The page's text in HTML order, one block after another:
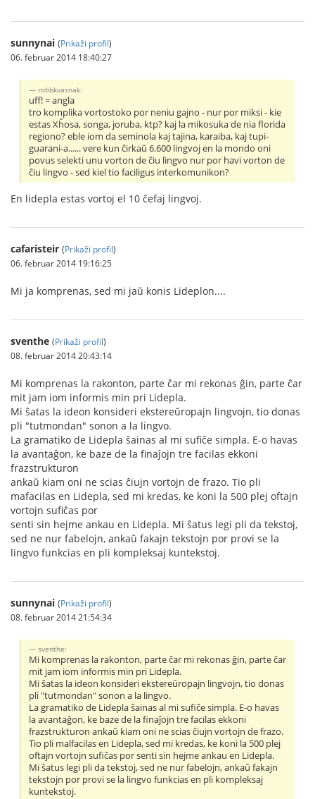
sunnynai (Prikaži profil)
06. februar 2014 18:40:27
robbkvasnak:
uff! = angla
tro komplika vortostoko por neniu gajno - nur por miksi - kie
estas Xĥosa, songa, joruba, ktp? kaj la mikosuka de nia florida
regiono? eble iom da seminola kaj tajina, karaiba, kaj tupi-
guarani-a...... vere kun ĉirkaŭ 6.600 lingvoj en la mondo oni
povus selekti unu vorton de ĉiu lingvo nur por havi vorton de
ĉiu lingvo - sed kiel tio faciligus interkomunikon?
En lidepla estas vortoj el 10 ĉefaj lingvoj.
cafaristeir (Prikaži profil)
06. februar 2014 19:16:25
Mi ja komprenas, sed mi jaŭ konis Lideplon....
sventhe (Prikaži profil)
08. februar 2014 20:43:14
Mi komprenas la rakonton, parte ĉar mi rekonas ĝin, parte ĉar
mit jam iom informis min pri Lidepla.
Mi ŝatas la ideon konsideri ekstereŭropajn lingvojn, tio donas
pli "tutmondan" sonon a la lingvo.
La gramatiko de Lidepla ŝainas al mi sufiĉe simpla. E-o havas
la avantaĝon, ke baze de la finaĵojn tre facilas ekkoni
frazstrukturon
ankaŭ kiam oni ne scias ĉiujn vortojn de frazo. Tio pli
mafacilas en Lidepla, sed mi kredas, ke koni la 500 plej oftajn
vortojn sufiĉas por
senti sin hejme ankau en Lidepla. Mi ŝatus legi pli da tekstoj,
sed ne nur fabelojn, ankaŭ fakajn tekstojn por provi se la
lingvo funkcias en pli kompleksaj kuntekstoj.
sunnynai (Prikaži profil)
08. februar 2014 21:54:34
sventhe:
Mi komprenas la rakonton, parte ĉar mi rekonas ĝin, parte ĉar
mit jam iom informis min pri Lidepla.
Mi ŝatas la ideon konsideri ekstereŭropajn lingvojn, tio donas
pli "tutmondan" sonon a la lingvo.
La gramatiko de Lidepla ŝainas al mi sufiĉe simpla. E-o havas
la avantaĝon, ke baze de la finaĵojn tre facilas ekkoni
frazstrukturon ankaŭ kiam oni ne scias ĉiujn vortojn de frazo.
Tio pli malfacilas en Lidepla, sed mi kredas, ke koni la 500 plej
oftajn vortojn sufiĉas por senti sin hejme ankau en Lidepla.
Mi ŝatus legi pli da tekstoj, sed ne nur fabelojn, ankaŭ fakajn
tekstojn por provi se la lingvo funkcias en pli kompleksaj
kuntekstoj.